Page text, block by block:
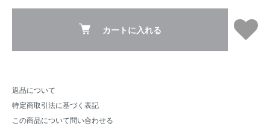
カートに入れる
返品について
特定商取引法に基づく表記
この商品について問い合わせる